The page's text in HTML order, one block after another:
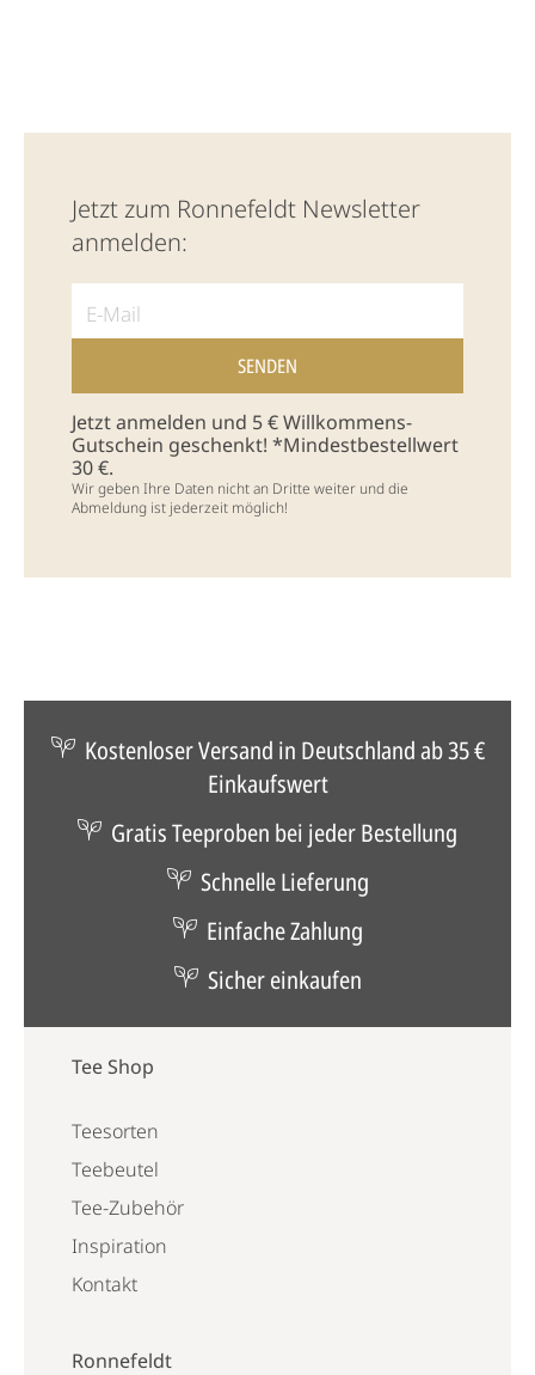
Jetzt zum Ronnefeldt Newsletter
anmelden:
Jetzt anmelden und 5 € Willkommens-
Gutschein geschenkt! *Mindestbestellwert
30 €.
Wir geben Ihre Daten nicht an Dritte weiter und die
Abmeldung ist jederzeit möglich!
Kostenloser Versand in Deutschland ab 35 €
Einkaufswert
Gratis Teeproben bei jeder Bestellung
Schnelle Lieferung
Einfache Zahlung
Sicher einkaufen
Tee Shop
Teesorten
Teebeutel
Tee-Zubehör
Inspiration
Kontakt
Ronnefeldt